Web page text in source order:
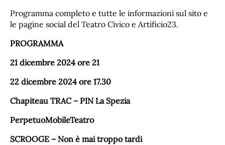
Programma completo e tutte le informazioni sul sito e
le pagine social del Teatro Civico e Artificio23.
PROGRAMMA
21 dicembre 2024 ore 21
22 dicembre 2024 ore 17.30
Chapiteau TRAC – PIN La Spezia
PerpetuoMobileTeatro
SCROOGE – Non è mai troppo tardi